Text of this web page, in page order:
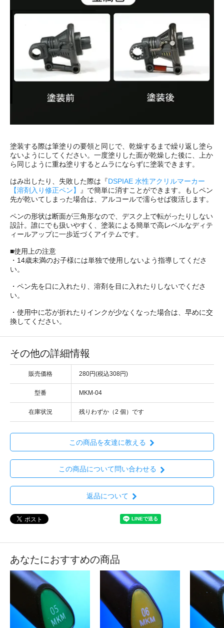
塗装する際は筆塗りの要領と同じで、乾燥するまで繰り返し塗ら
ないようにしてください。一度塗りした面が乾燥した後に、上か
ら同じように重ね塗りするとムラにならずに塗装できます。
はみ出したり、失敗した際は『DSPIAE 水性アクリルマーカー
【溶剤入り修正ペン】
』で簡単に消すことができます。もしペン
先が乾いてしまった場合は、アルコールで濡らせば復活します。
ペンの形状は断面が三角形なので、デスク上で転がったりしない
設計。誰にでも扱いやすく、塗装による簡単で高レベルなディテ
ィールアップに一歩近づくアイテムです。
■使用上の注意
・14歳未満のお子様には単独で使用しないよう指導してくださ
い。
・ペン先を口に入れたり、溶剤を目に入れたりしないでくださ
い。
・使用中に芯が折れたりインクが少なくなった場合は、早めに交
換してください。
その他の詳細情報
販売価格 280円(税込308円)
型番 MKM-04
在庫状況 残りわずか（2 個）です
この商品を友達に教える
この商品について問い合わせる
返品について
あなたにおすすめの商品